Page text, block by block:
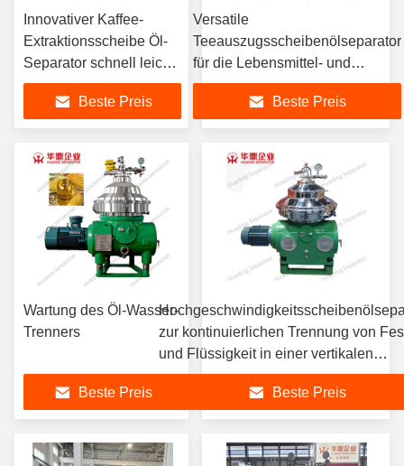
Innovativer Kaffee-
Extraktionsscheibe Öl-
Separator schnell leicht
zu reinigen
Energieeffiziente
Bedienung für
Kosteneinsparungen
Beste Preis
Versatile
Teeauszugsscheibenölseparator
für die Lebensmittel- und
Getränkeindustrie
Beste Preis
Wartung des Öl-Wasser-
Trenners
Beste Preis
zur kontinuierlichen Trennung von
und Flüssigkeit in einer vertikalen
Zentrifuge
Beste Preis